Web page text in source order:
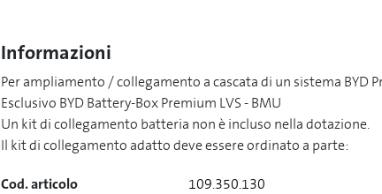
Informazioni
Per ampliamento / collegamento a cascata di un sistema BYD
Esclusivo BYD Battery-Box Premium LVS - BMU
Un kit di collegamento batteria non è incluso nella dotazione.
Il kit di collegamento adatto deve essere ordinato a parte:
Cod. articolo 109.350.130